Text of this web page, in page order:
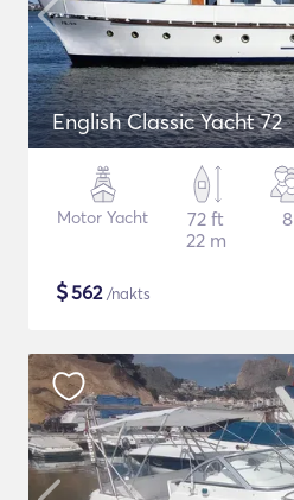
English Classic Yacht 72
Motor Yacht
72 ft
22 m
8
$562/nakts